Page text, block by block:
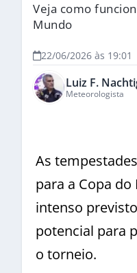
Veja como
Mundo
22/06/2026 às 19:01
Luiz F.
Meteorologista
As
para a Copa
intenso
potencial para
o torneio.